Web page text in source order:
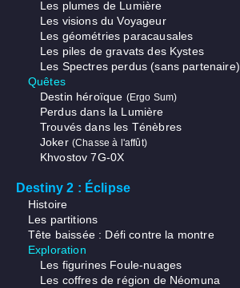
Les plumes de Lumière
Les visions du Voyageur
Les géométries paracausales
Les piles de gravats des Kystes
Les Spectres perdus (sans partenaire)
Quêtes
Destin héroïque (Ergo Sum)
Perdus dans la Lumière
Trouvés dans les Ténèbres
Joker (Chasse à l'affût)
Khvostov 7G-0X
Destiny 2 : Éclipse
Histoire
Les partitions
Tête baissée : Défi contre la montre
Exploration
Les figurines Foule-nuages
Les coffres de région de Néomuna